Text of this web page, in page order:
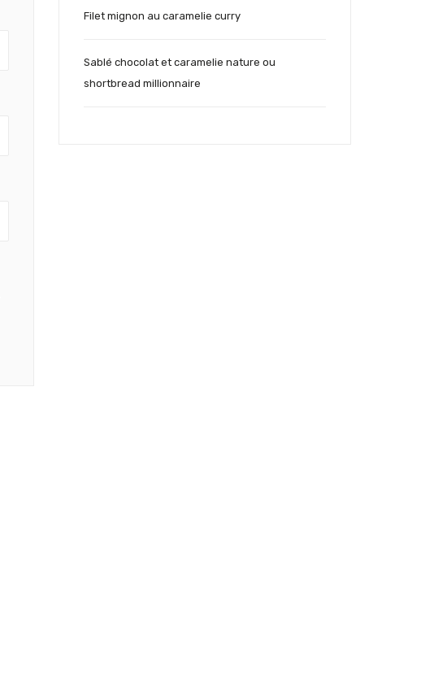
Filet mignon au caramelie curry
Sablé chocolat et caramelie nature ou
shortbread millionnaire